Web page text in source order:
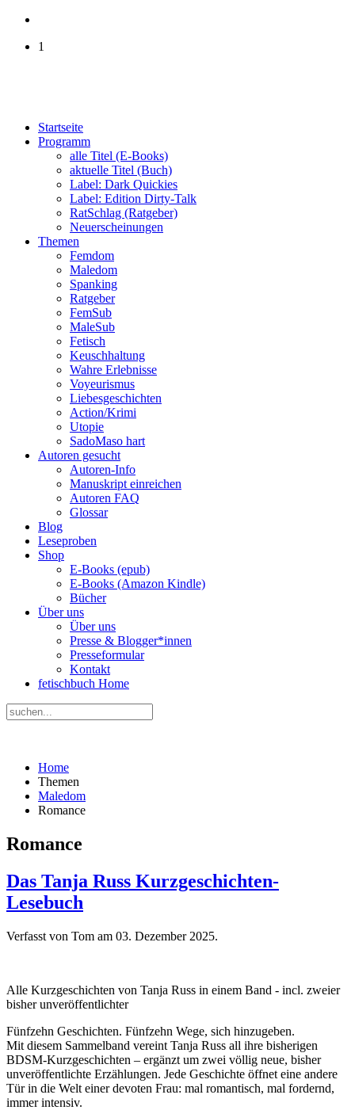
1
Startseite
Programm
alle Titel (E-Books)
aktuelle Titel (Buch)
Label: Dark Quickies
Label: Edition Dirty-Talk
RatSchlag (Ratgeber)
Neuerscheinungen
Themen
Femdom
Maledom
Spanking
Ratgeber
FemSub
MaleSub
Fetisch
Keuschhaltung
Wahre Erlebnisse
Voyeurismus
Liebesgeschichten
Action/Krimi
Utopie
SadoMaso hart
Autoren gesucht
Autoren-Info
Manuskript einreichen
Autoren FAQ
Glossar
Blog
Leseproben
Shop
E-Books (epub)
E-Books (Amazon Kindle)
Bücher
Über uns
Über uns
Presse & Blogger*innen
Presseformular
Kontakt
fetischbuch Home
Home
Themen
Maledom
Romance
Romance
Das Tanja Russ Kurzgeschichten-
Lesebuch
Verfasst von Tom am 03. Dezember 2025.
Alle Kurzgeschichten von Tanja Russ in einem Band - incl. zweier
bisher unveröffentlichter
Fünfzehn Geschichten. Fünfzehn Wege, sich hinzugeben.
Mit diesem Sammelband vereint Tanja Russ all ihre bisherigen
BDSM-Kurzgeschichten – ergänzt um zwei völlig neue, bisher
unveröffentlichte Erzählungen. Jede Geschichte öffnet eine andere
Tür in die Welt einer devoten Frau: mal romantisch, mal fordernd,
immer intensiv.